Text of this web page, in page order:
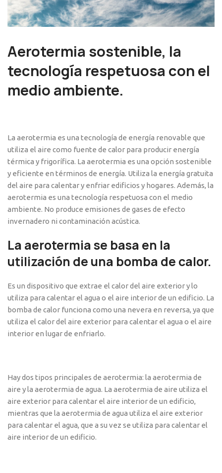
Aerotermia sostenible, la
tecnología respetuosa con el
medio ambiente.
La aerotermia es una tecnología de energía renovable que
utiliza el aire como fuente de calor para producir energía
térmica y frigorífica. La aerotermia es una opción sostenible
y eficiente en términos de energía. Utiliza la energía gratuita
del aire para calentar y enfriar edificios y hogares. Además, la
aerotermia es una tecnología respetuosa con el medio
ambiente. No produce emisiones de gases de efecto
invernadero ni contaminación acústica.
La aerotermia se basa en la
utilización de una bomba de calor.
Es un dispositivo que extrae el calor del aire exterior y lo
utiliza para calentar el agua o el aire interior de un edificio. La
bomba de calor funciona como una nevera en reversa, ya que
utiliza el calor del aire exterior para calentar el agua o el aire
interior en lugar de enfriarlo.
Hay dos tipos principales de aerotermia: la aerotermia de
aire y la aerotermia de agua. La aerotermia de aire utiliza el
aire exterior para calentar el aire interior de un edificio,
mientras que la aerotermia de agua utiliza el aire exterior
para calentar el agua, que a su vez se utiliza para calentar el
aire interior de un edificio.